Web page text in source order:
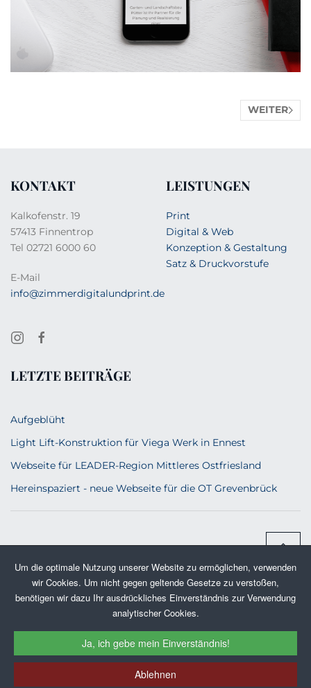
Um die optimale Nutzung unserer Website zu ermöglichen, verwenden
wir Cookies. Um nicht gegen geltende Gesetze zu verstoßen,
benötigen wir dazu Ihr ausdrückliches Einverständnis zur Verwendung
analytischer Cookies.
Ja, ich gebe mein Einverständnis!
Ablehnen
WEITER
KONTAKT
Kalkofenstr. 19
57413 Finnentrop
Tel 02721 6000 60
E-Mail
info@zimmerdigitalundprint.de
LEISTUNGEN
Print
Digital & Web
Konzeption & Gestaltung
Satz & Druckvorstufe
LETZTE BEITRÄGE
Aufgeblüht
Light Lift-Konstruktion für Viega Werk in Ennest
Webseite für LEADER-Region Mittleres Ostfriesland
Hereinspaziert - neue Webseite für die OT Grevenbrück
IMPRESSUM
DATENSCHUTZERKLÄRUNG
KONTAKT & ÜBER UNS